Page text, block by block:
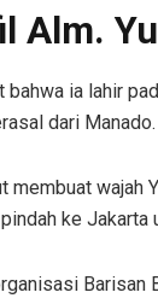
Alm.
ia lahir
dari Manado.
membuat wajah
ke Jakarta
Barisan